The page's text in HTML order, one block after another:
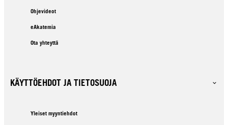
Ohjevideot
eAkatemia
Ota yhteyttä
KÄYTTÖEHDOT JA TIETOSUOJA
Yleiset myyntiehdot